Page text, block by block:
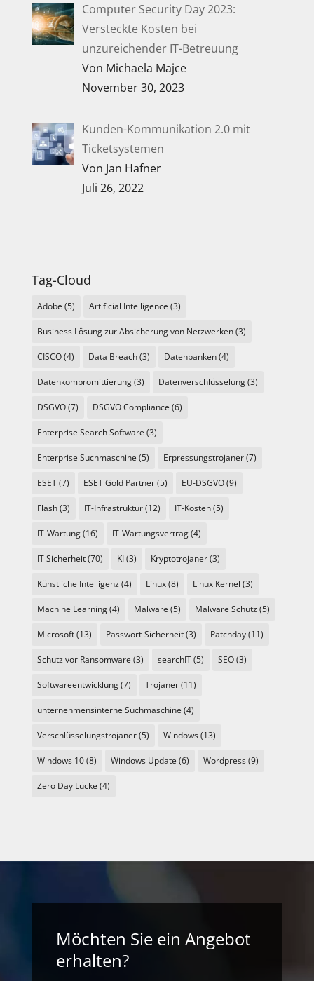
Computer Security Day 2023:
Versteckte Kosten bei
unzureichender IT-Betreuung
Von Michaela Majce
November 30, 2023
Kunden-Kommunikation 2.0 mit
Ticketsystemen
Von Jan Hafner
Juli 26, 2022
Tag-Cloud
Adobe (5) Artificial Intelligence (3)
Business Lösung zur Absicherung von Netzwerken(3)
CISCO(4) Data Breach(3) Datenbanken(4)
Datenkompromittierung(3) Datenverschlüsselung(3)
DSGVO(7) DSGVO Compliance (6)
Enterprise Search Software (3)
Enterprise Suchmaschine (5) Erpressungstrojaner(7)
ESET(7) ESET Gold Partner(5) EU-DSGVO(9)
Flash(3) IT-Infrastruktur(12) IT-Kosten(5)
IT-Wartung(16) IT-Wartungsvertrag(4)
IT Sicherheit(70) KI(3) Kryptotrojaner(3)
Künstliche Intelligenz(4) Linux(8) Linux Kernel (3)
Machine Learning(4) Malware (5) Malware Schutz(5)
Microsoft(13) Passwort-Sicherheit(3) Patchday(11)
Schutz vor Ransomware (3) searchIT(5) SEO(3)
Softwareentwicklung(7) Trojaner(11)
unternehmensinterne Suchmaschine (4)
Verschlüsselungstrojaner(5) Windows(13)
Windows 10(8) Windows Update (6) Wordpress(9)
Zero Day Lücke (4)
Möchten Sie ein Angebot
erhalten?